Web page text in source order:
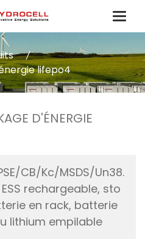
lifepo4
D'ÉNERGIE
CB/Kc/MSDS/Un38.
rechargeable, sto
en rack, batterie
lithium empilable